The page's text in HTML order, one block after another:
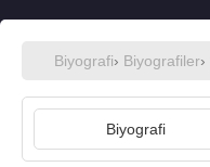
Biyografi› Biyografiler›
Biyografi